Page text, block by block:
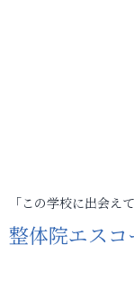
「この学校に出会え
整体院エス